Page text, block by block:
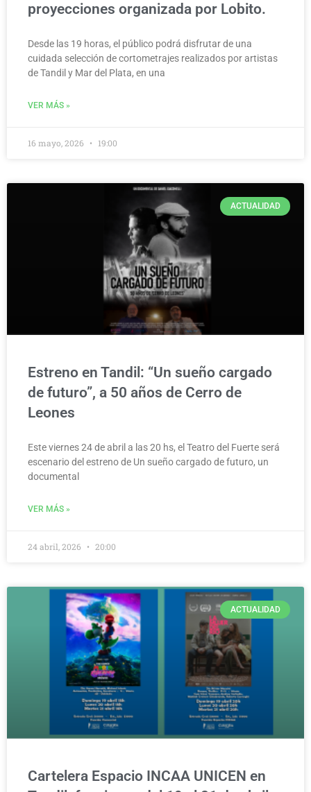
proyecciones organizada por Lobito.
Desde las 19 horas, el público podrá disfrutar de una
cuidada selección de cortometrajes realizados por artistas
de Tandil y Mar del Plata, en una
VER MÁS »
16 mayo, 2026 19:00
ACTUALIDAD
Estreno en Tandil: “Un sueño cargado
de futuro”, a 50 años de Cerro de
Leones
Este viernes 24 de abril a las 20 hs, el Teatro del Fuerte será
escenario del estreno de Un sueño cargado de futuro, un
documental
VER MÁS »
24 abril, 2026 20:00
ACTUALIDAD
Cartelera Espacio INCAA UNICEN en